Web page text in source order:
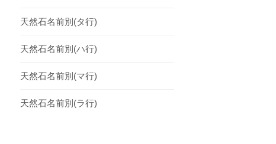
天然石名前別(タ行)
天然石名前別(ハ行)
天然石名前別(マ行)
天然石名前別(ラ行)